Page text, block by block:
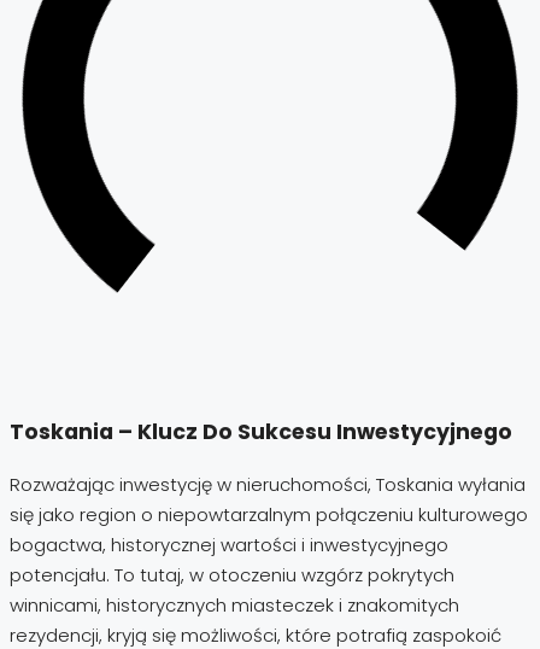
Toskania – Klucz Do Sukcesu Inwestycyjnego
Rozważając inwestycję w nieruchomości, Toskania wyłania
się jako region o niepowtarzalnym połączeniu kulturowego
bogactwa, historycznej wartości i inwestycyjnego
potencjału. To tutaj, w otoczeniu wzgórz pokrytych
winnicami, historycznych miasteczek i znakomitych
rezydencji, kryją się możliwości, które potrafią zaspokoić